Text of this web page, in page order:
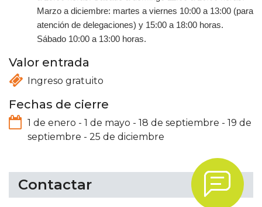
Marzo a diciembre: martes a viernes 10:00 a 13:00 (para
atención de delegaciones) y 15:00 a 18:00 horas.
Sábado 10:00 a 13:00 horas.
Valor entrada
Ingreso gratuito
Fechas de cierre
1 de enero - 1 de mayo - 18 de septiembre - 19 de
septiembre - 25 de diciembre
Contactar .